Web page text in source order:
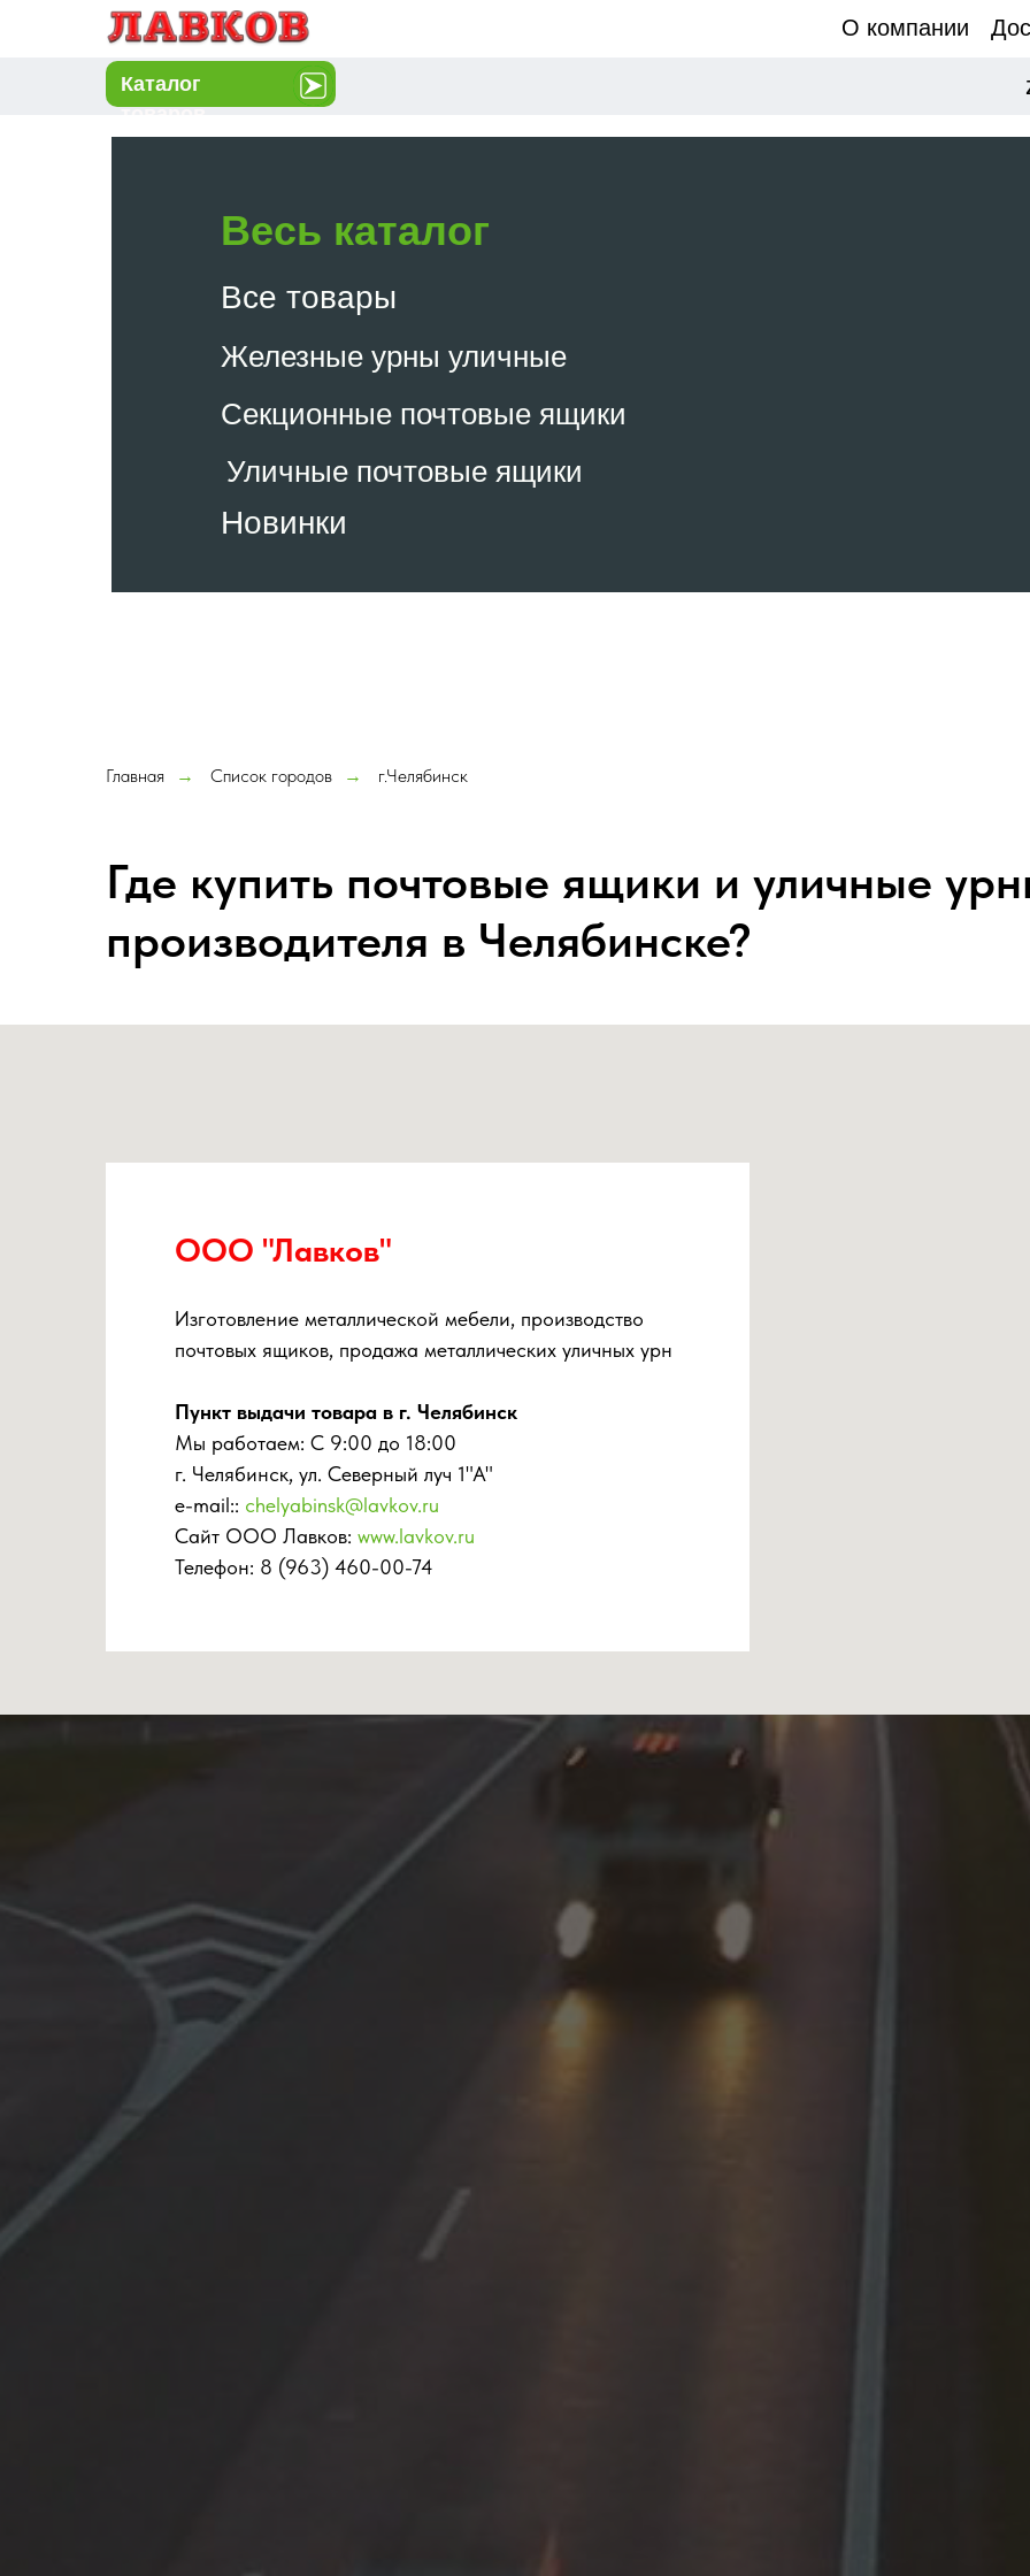
О компании
Каталог
товаров
Весь каталог
Все товары
Железные урны уличные
Секционные почтовые ящики
Уличные почтовые ящики
Новинки
Главная → Список городов → г.Челябинск
Где купить почтовые ящики и уличные
производителя в Челябинске?
ООО "Лавков"
Изготовление металлической мебели, производство
почтовых ящиков, продажа металлических уличных урн
Пункт выдачи товара в г. Челябинск
Мы работаем: С 9:00 до 18:00
г. Челябинск, ул. Северный луч 1"А"
e-mail:: chelyabinsk@lavkov.ru
Сайт ООО Лавков: www.lavkov.ru
Телефон: 8 (963) 460-00-74